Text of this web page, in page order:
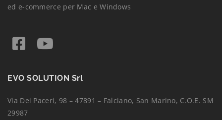
ed e-commerce per Mac e Windows
EVO SOLUTION Srl
Via Dei Paceri, 98 – 47891 – Falciano, San Marino, C.O.E. SM
29987